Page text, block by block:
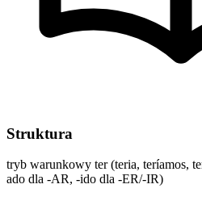
Struktura
tryb warunkowy ter (teria, teríamos,
ado dla -AR, -ido dla -ER/-IR)